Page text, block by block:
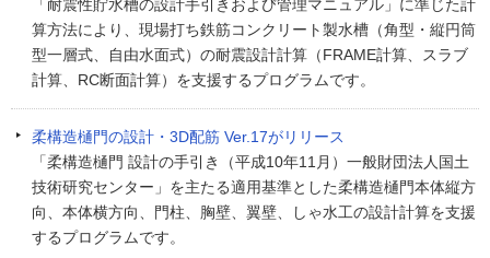
「耐震性貯水槽の設計手引きおよび管理マニュアル」に準じた計
算方法により、現場打ち鉄筋コンクリート製水槽（角型・縦円筒
型一層式、自由水面式）の耐震設計計算（FRAME計算、スラブ
計算、RC断面計算）を支援するプログラムです。
柔構造樋門の設計・3D配筋 Ver.17がリリース
「柔構造樋門 設計の手引き（平成10年11月）一般財団法人国土
技術研究センター」を主たる適用基準とした柔構造樋門本体縦方
向、本体横方向、門柱、胸壁、翼壁、しゃ水工の設計計算を支援
するプログラムです。